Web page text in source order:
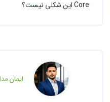
Core این شکلی نیست؟
ایمان